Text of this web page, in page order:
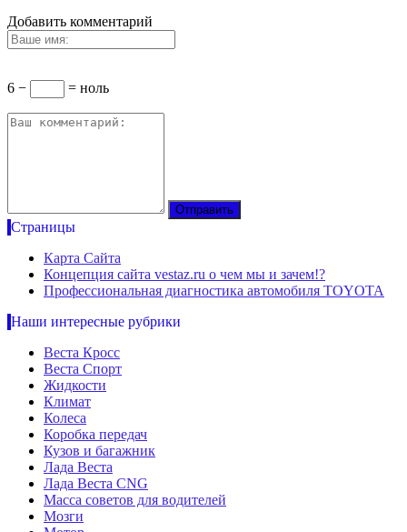
Добавить комментарий
6 − = ноль
Страницы
Карта Сайта
Концепция сайта vestaz.ru о чем мы и зачем!?
Профессиональная диагностика автомобиля TOYOTA
Наши интересные рубрики
Веста Кросс
Веста Спорт
Жидкости
Климат
Колеса
Коробка передач
Кузов и багажник
Лада Веста
Лада Веста CNG
Масса советов для водителей
Мозги